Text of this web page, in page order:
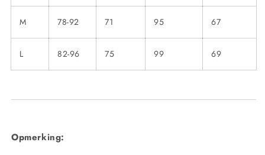
M 78-92 71 95 67
L 82-96 75 99 69
Opmerking: